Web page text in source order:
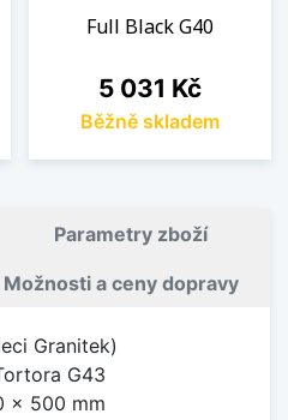
Full Black G40
Cena
5 031 Kč
Běžně skladem
Parametry zboží
Možnosti a ceny dopravy
Granitek)
G43
x 500 mm